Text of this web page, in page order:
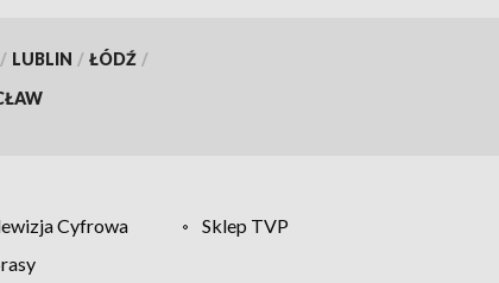
/ LUBLIN / ŁÓDŹ /
Cyfrowa
Sklep TVP